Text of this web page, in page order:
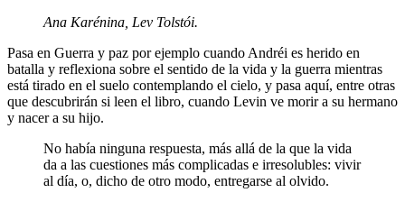
Ana Karénina, Lev Tolstói.
Pasa en Guerra y paz por ejemplo cuando Andréi es herido en
batalla y reflexiona sobre el sentido de la vida y la guerra mientras
está tirado en el suelo contemplando el cielo, y pasa aquí, entre otras
que descubrirán si leen el libro, cuando Levin ve morir a su hermano
y nacer a su hijo.
No había ninguna respuesta, más allá de la que la vida
da a las cuestiones más complicadas e irresolubles: vivir
al día, o, dicho de otro modo, entregarse al olvido.